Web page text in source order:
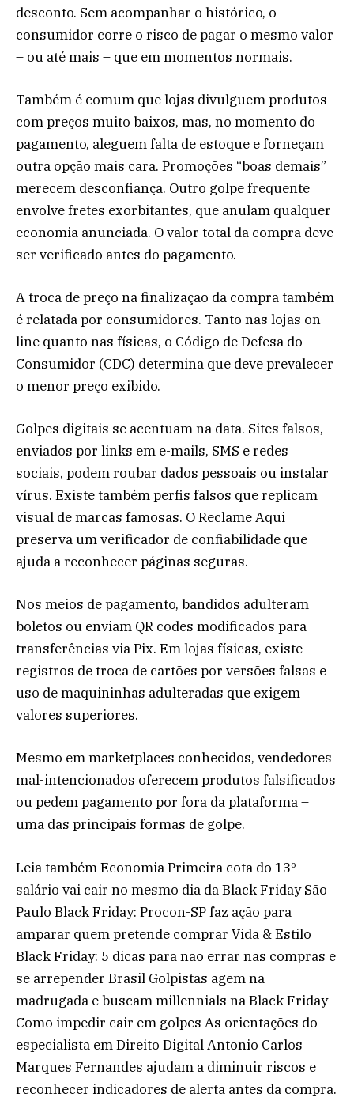
desconto. Sem acompanhar o histórico, o
consumidor corre o risco de pagar o mesmo valor
– ou até mais – que em momentos normais.
Também é comum que lojas divulguem produtos
com preços muito baixos, mas, no momento do
pagamento, aleguem falta de estoque e forneçam
outra opção mais cara. Promoções “boas demais”
merecem desconfiança. Outro golpe frequente
envolve fretes exorbitantes, que anulam qualquer
economia anunciada. O valor total da compra deve
ser verificado antes do pagamento.
A troca de preço na finalização da compra também
é relatada por consumidores. Tanto nas lojas on-
line quanto nas físicas, o Código de Defesa do
Consumidor (CDC) determina que deve prevalecer
o menor preço exibido.
Golpes digitais se acentuam na data. Sites falsos,
enviados por links em e-mails, SMS e redes
sociais, podem roubar dados pessoais ou instalar
vírus. Existe também perfis falsos que replicam
visual de marcas famosas. O Reclame Aqui
preserva um verificador de confiabilidade que
ajuda a reconhecer páginas seguras.
Nos meios de pagamento, bandidos adulteram
boletos ou enviam QR codes modificados para
transferências via Pix. Em lojas físicas, existe
registros de troca de cartões por versões falsas e
uso de maquininhas adulteradas que exigem
valores superiores.
Mesmo em marketplaces conhecidos, vendedores
mal-intencionados oferecem produtos falsificados
ou pedem pagamento por fora da plataforma –
uma das principais formas de golpe.
Leia também Economia Primeira cota do 13º
salário vai cair no mesmo dia da Black Friday São
Paulo Black Friday: Procon-SP faz ação para
amparar quem pretende comprar Vida & Estilo
Black Friday: 5 dicas para não errar nas compras e
se arrepender Brasil Golpistas agem na
madrugada e buscam millennials na Black Friday
Como impedir cair em golpes As orientações do
especialista em Direito Digital Antonio Carlos
Marques Fernandes ajudam a diminuir riscos e
reconhecer indicadores de alerta antes da compra.